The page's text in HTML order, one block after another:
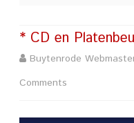
* CD en
Buytenrode
Comments